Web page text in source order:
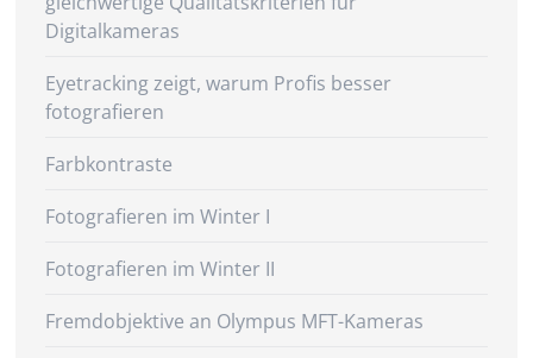
Digitalkameras
Eyetracking zeigt, warum Profis besser
fotografieren
Farbkontraste
Fotografieren im Winter I
Fotografieren im Winter II
Fremdobjektive an Olympus MFT-Kameras